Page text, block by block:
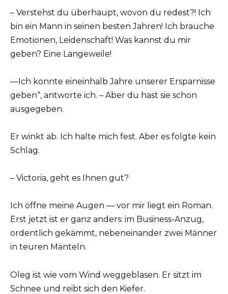
– Verstehst du überhaupt, wovon du redest?! Ich
bin ein Mann in seinen besten Jahren! Ich brauche
Emotionen, Leidenschaft! Was kannst du mir
geben? Eine Langeweile!
—Ich konnte eineinhalb Jahre unserer Ersparnisse
geben“, antworte ich. – Aber du hast sie schon
ausgegeben.
Er winkt ab. Ich halte mich fest. Aber es folgte kein
Schlag.
– Victoria, geht es Ihnen gut?
Ich öffne meine Augen — vor mir liegt ein Roman.
Erst jetzt ist er ganz anders: im Business-Anzug,
ordentlich gekämmt, nebeneinander zwei Männer
in teuren Mänteln.
Oleg ist wie vom Wind weggeblasen. Er sitzt im
Schnee und reibt sich den Kiefer.